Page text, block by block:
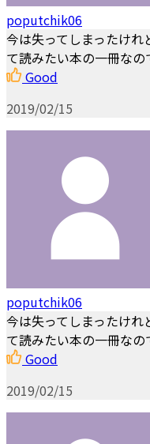
poputchik06
今は失ってしまったけ
て読みたい本の一冊なの
Good
2019/02/15
poputchik06
今は失ってしまったけ
て読みたい本の一冊なの
Good
2019/02/15